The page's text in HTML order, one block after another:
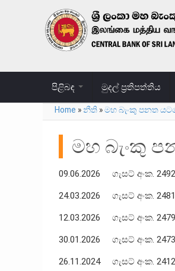
Skip to main content
පිළිබඳ මුදල් ප්‍රතිපත්තිය
You are here
Home »නීති »මහ බැංකු පනත
මහ බැංකු
09.06.2026 ගැසට් අංක.
24.03.2026 ගැසට් අංක.
12.03.2026 ගැසට් අංක.
30.01.2026 ගැසට් අංක.
26.11.2024 ගැසට් අංක.